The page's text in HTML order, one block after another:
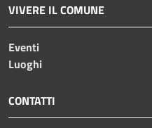
VIVERE IL COMUNE
Eventi
Luoghi
CONTATTI